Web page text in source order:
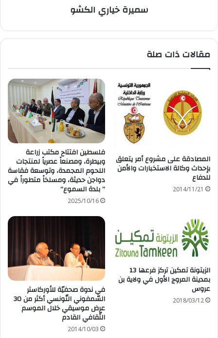
سميرة خياري الكشو
مقالات ذات صلة
المصادقة على مشروع أمر يتعلق
بإحداث وكالة الاستخبارات والأمن
للدفاع
2014/11/21
فلسطين افتتاح مكتب زراعة
وبيطرة، ومصنعاً عصرياً لمنتجات
اللحوم المجمدة، وتوسعة فقاسة
دواجن حديثة، ومسلخاً متطوراً في
” بلدة السموع”
2025/10/16
الزيتونة تمكين تركز فرعها 13
بمدينة المروج الأول في ولاية بن
عروس
2018/03/12
في ندوة صحفيّة للأوركاستر
السّمفوني التّونسي أكثر من 30
عرض موسيقي خلال الموسم
الثّقافي القادم
2014/10/03